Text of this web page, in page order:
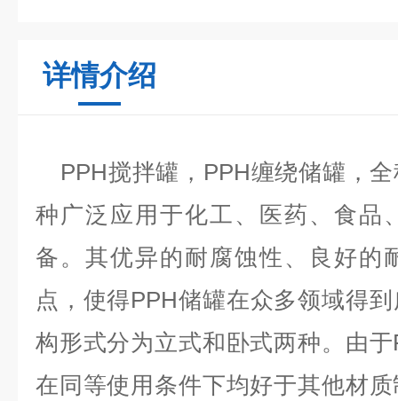
详情介绍
PPH搅拌罐， PPH缠绕储罐 ，
种广泛应用于化工、医药、食品
备。其优异的耐腐蚀性、良好的
点，使得PPH储罐在众多领域得
构形式分为立式和卧式两种。由于
在同等使用条件下均好于其他材